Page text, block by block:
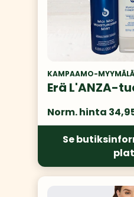
KAMPAAMO-
Erä L'ANZA-
Norm. hinta
Se